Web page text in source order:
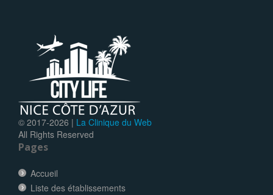
© 2017-2026 | La Clinique du Web
All Rights Reserved
Pages
Accueil
Liste des établissements